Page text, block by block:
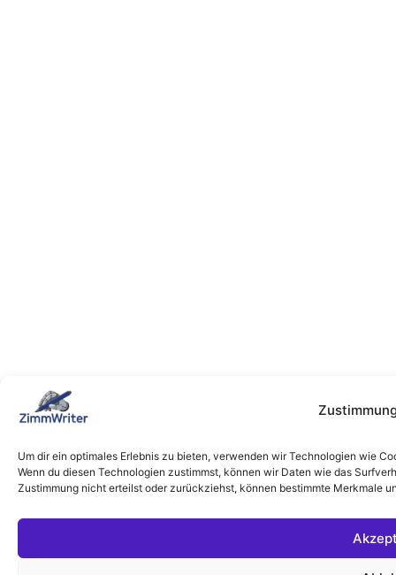
Um dir ein optimales Erlebnis zu bieten, verwenden wir Technologien wie
Wenn du diesen Technologien zustimmst, können wir Daten wie das
Zustimmung nicht erteilst oder zurückziehst, können bestimmte Merkmale